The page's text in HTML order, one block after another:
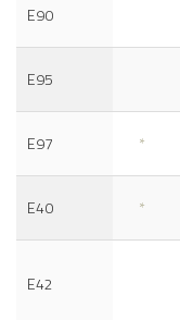
E90
E95
E97 *
E40 *
E42